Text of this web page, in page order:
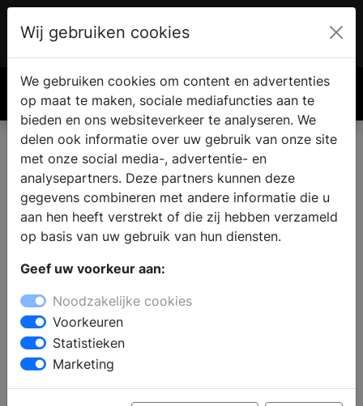
€ 0.00
Wij gebruiken cookies
We gebruiken cookies om content en advertenties
op maat te maken, sociale mediafuncties aan te
bieden en ons websiteverkeer te analyseren. We
delen ook informatie over uw gebruik van onze site
met onze social media-, advertentie- en
analysepartners. Deze partners kunnen deze
gegevens combineren met andere informatie die u
aan hen heeft verstrekt of die zij hebben verzameld
op basis van uw gebruik van hun diensten.
Geef uw voorkeur aan:
Noodzakelijke cookies
Voorkeuren
Statistieken
Marketing